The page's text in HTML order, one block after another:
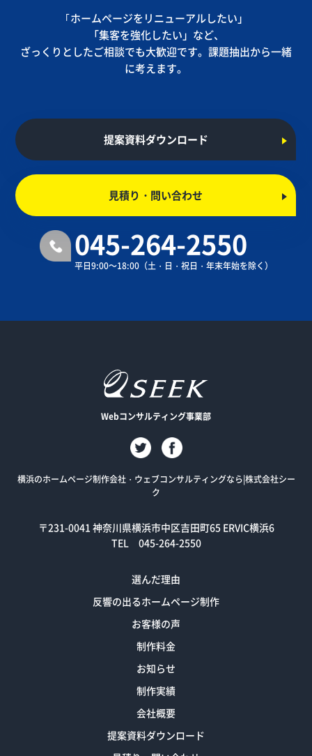
｢ホームページをリニューアルしたい」
「集客を強化したい」など、
ざっくりとしたご相談でも大歓迎です。課題抽出から一緒
に考えます。
提案資料ダウンロード
見積り・問い合わせ
045-264-2550
平日9:00～18:00（土・日・祝日・年末年始を除く）
Webコンサルティング事業部
横浜のホームページ制作会社・ウェブコンサルティングなら|株式会社シー
ク
〒231-0041 神奈川県横浜市中区吉田町65 ERVIC横浜6
TEL 045-264-2550
選んだ理由
反響の出るホームページ制作
お客様の声
制作料金
お知らせ
制作実績
会社概要
提案資料ダウンロード